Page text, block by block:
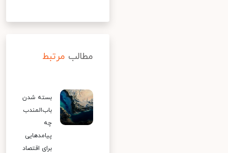
مطالب مرتبط
بسته شدن
باب‌المندب
چه
پیامدهایی
برای اقتصاد